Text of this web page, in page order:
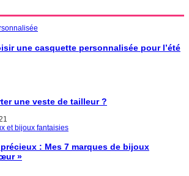
une casquette personnalisée pour l’été
une veste de tailleur ?
: Mes 7 marques de bijoux
»